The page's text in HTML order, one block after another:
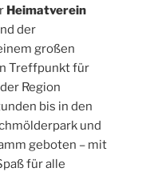
Heimatverein
der
großen
Treffpunkt für
Region
bis in den
und
geboten – mit
für alle